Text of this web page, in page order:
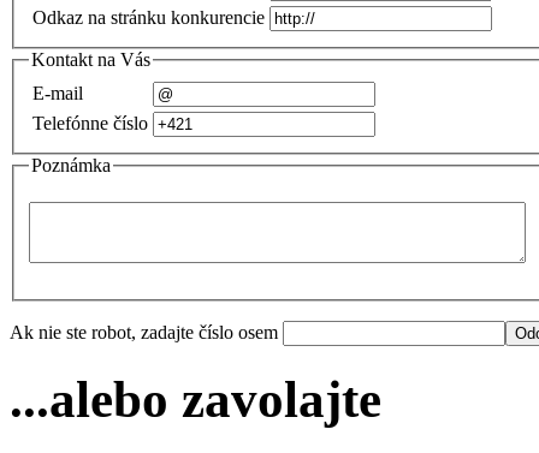
Odkaz na stránku konkurencie
Kontakt na Vás
E-mail
Telefónne číslo
Poznámka
Ak nie ste robot, zadajte číslo osem
...alebo zavolajte